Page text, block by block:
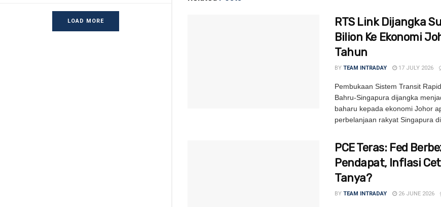
LOAD MORE
RTS Link Dijangka
Bilion Ke Ekonomi
Tahun
BY TEAM INTRADAY 17 JULY 2026
Pembukaan Sistem Transit
Bahru-Singapura dijangka
baharu kepada ekonomi Johor
perbelanjaan rakyat Singapura
PCE Teras: Fed
Pendapat, Inflasi
Tanya?
BY TEAM INTRADAY 26 JUNE 2026